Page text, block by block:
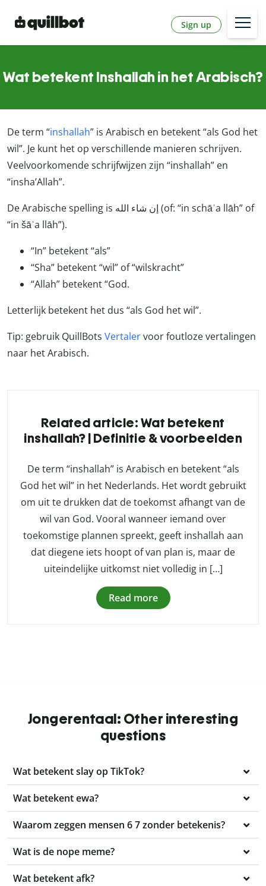
Sign up
Wat betekent Inshallah in het Arabisch?
De term “inshallah” is Arabisch en betekent “als God het
wil”. Je kunt het op verschillende manieren schrijven.
Veelvoorkomende schrijfwijzen zijn “inshallah” en
“insha’Allah”.
De Arabische spelling is إن شاء الله (of: “in schāʾa llāh” of
“in šāʾa llāh”).
“In” betekent “als”
“Sha” betekent “wil” of “wilskracht”
“Allah” betekent “God.
Letterlijk betekent het dus “als God het wil”.
Tip: gebruik QuillBots Vertalervoor foutloze vertalingen
naar het Arabisch.
Related article: Wat betekent
inshallah? | Definitie & voorbeelden
De term “inshallah” is Arabisch en betekent “als
God het wil” in het Nederlands. Het wordt gebruikt
om uit te drukken dat de toekomst afhangt van de
wil van God. Vooral wanneer iemand over
toekomstige plannen spreekt, geeft inshallah aan
dat diegene iets hoopt of van plan is, maar de
uiteindelijke uitkomst niet volledig in […]
Read more
Jongerentaal: Other interesting
questions
Wat betekent slay op TikTok?
Wat betekent ewa?
Waarom zeggen mensen 6 7 zonder betekenis?
Wat is de nope meme?
Wat betekent afk?